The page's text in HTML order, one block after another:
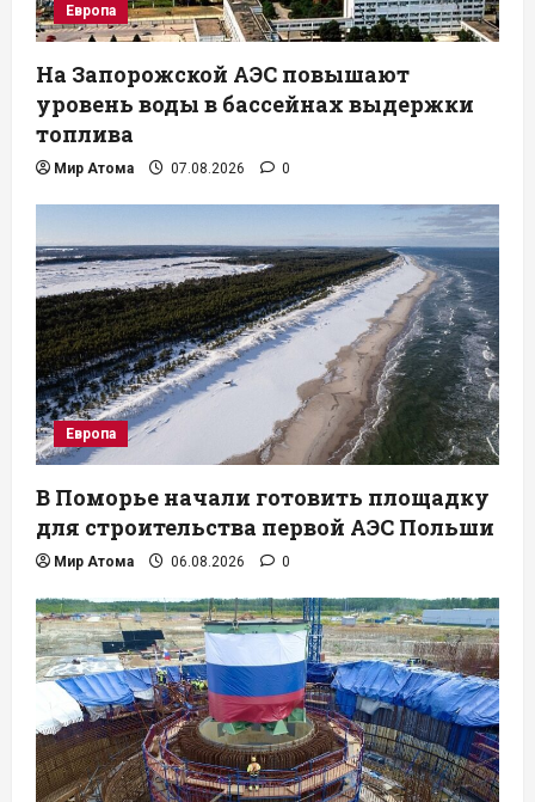
Европа
На Запорожской АЭС повышают
уровень воды в бассейнах выдержки
топлива
Мир Атома 07.08.2026 0
Европа
В Поморье начали готовить площадку
для строительства первой АЭС Польши
Мир Атома 06.08.2026 0